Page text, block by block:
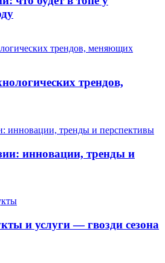
трендов,
инновации, тренды и
и услуги — гвозди сезона